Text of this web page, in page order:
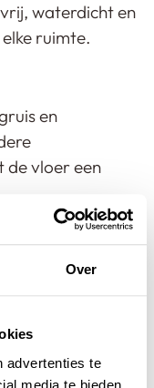
Over
advertenties te
media te bieden
waterdicht en
ruimte.
en
de vloer een
kunsthars.
bevat geen